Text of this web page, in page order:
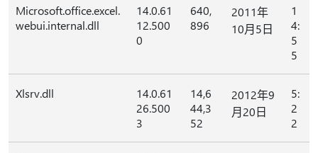
Microsoft.office.excel.
webui.internal.dll
14.0.61
12.500
0
640,
896
2011年
10月5日
1
4:
5
5
Xlsrv.dll
14.0.61
26.500
3
14,6
44,3
52
2012年9
月20日
5:
2
2